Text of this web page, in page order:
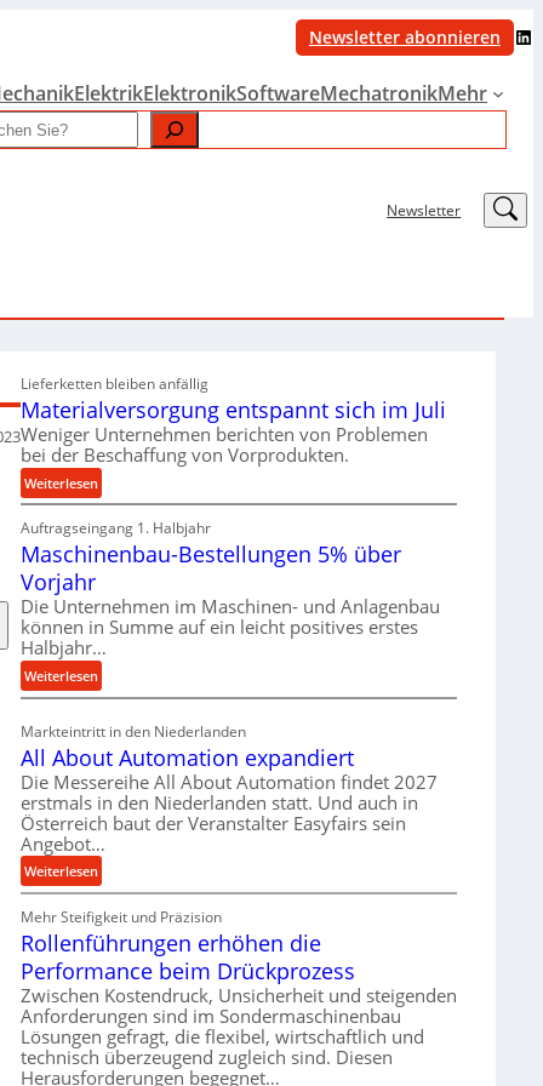
Newsletter abonnieren LinkedIn
ElektrikElektronikSoftwareMechatronikMehr
Newsletter LinkedIn
Lieferketten bleiben anfällig
Materialversorgung entspannt sich im Juli
Weniger Unternehmen berichten von Problemen
bei der Beschaffung von Vorprodukten.
Weiterlesen:
M
a
t
i
l
v
r
s
o
r
g
u
n
g
e
n
t
p
a
n
n
Auftragseingang 1. Halbjahr
Maschinenbau-Bestellungen 5% über
Vorjahr
Die Unternehmen im Maschinen- und Anlagenbau
können in Summe auf ein leicht positives erstes
Halbjahr…
Weiterlesen:
M
c
h
i
n
e
n
a
u
-
B
e
s
t
Markteintritt in den Niederlanden
All About Automation expandiert
Die Messereihe All About Automation findet 2027
erstmals in den Niederlanden statt. Und auch in
Österreich baut der Veranstalter Easyfairs sein
Angebot…
Weiterlesen:
A
l
l
b
o
u
t
A
Mehr Steifigkeit und Präzision
Rollenführungen erhöhen die
Performance beim Drückprozess
Zwischen Kostendruck, Unsicherheit und steigenden
Anforderungen sind im Sondermaschinenbau
Lösungen gefragt, die flexibel, wirtschaftlich und
technisch überzeugend zugleich sind. Diesen
Herausforderungen begegnet…